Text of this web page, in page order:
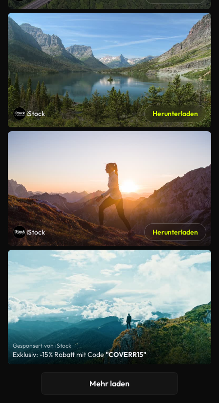
iStock Herunterladen
iStock Herunterladen
Gesponsert von iStock
Exklusiv: -15% Rabatt mit Code"COVERR15"
Mehr laden